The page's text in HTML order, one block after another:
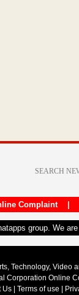
Complaint|
group. We
Technology, Video
Corporation Online
Us Terms of use